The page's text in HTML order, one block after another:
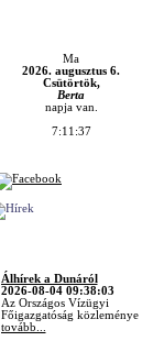
Ma
2026. augusztus 6.
Csütörtök,
Berta
napja van.
7:11:37
2026-08-04 09:38:03
Az Országos Vízügyi
Főigazgatóság közleménye
tovább...